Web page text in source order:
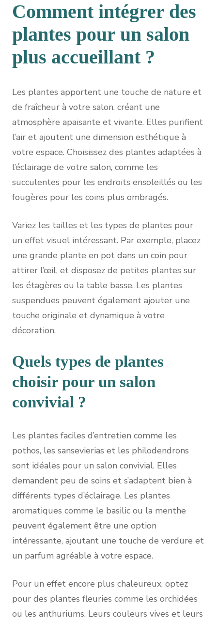
Comment intégrer des
plantes pour un salon
plus accueillant ?
Les plantes apportent une touche de nature et
de fraîcheur à votre salon, créant une
atmosphère apaisante et vivante. Elles purifient
l’air et ajoutent une dimension esthétique à
votre espace. Choisissez des plantes adaptées à
l’éclairage de votre salon, comme les
succulentes pour les endroits ensoleillés ou les
fougères pour les coins plus ombragés.
Variez les tailles et les types de plantes pour
un effet visuel intéressant. Par exemple, placez
une grande plante en pot dans un coin pour
attirer l’œil, et disposez de petites plantes sur
les étagères ou la table basse. Les plantes
suspendues peuvent également ajouter une
touche originale et dynamique à votre
décoration.
Quels types de plantes
choisir pour un salon
convivial ?
Les plantes faciles d’entretien comme les
pothos, les sansevierias et les philodendrons
sont idéales pour un salon convivial. Elles
demandent peu de soins et s’adaptent bien à
différents types d’éclairage. Les plantes
aromatiques comme le basilic ou la menthe
peuvent également être une option
intéressante, ajoutant une touche de verdure et
un parfum agréable à votre espace.
Pour un effet encore plus chaleureux, optez
pour des plantes fleuries comme les orchidées
ou les anthuriums. Leurs couleurs vives et leurs